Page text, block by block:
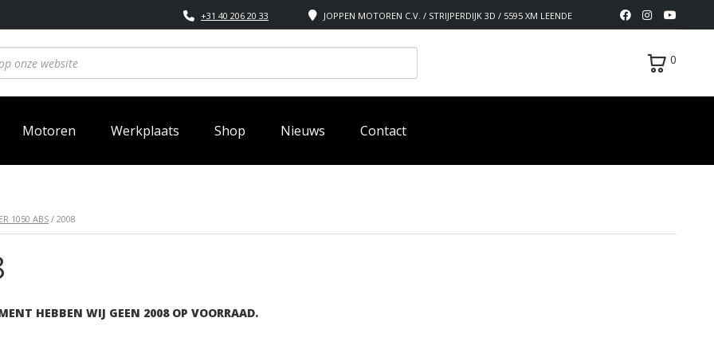
JOPPEN MOTOREN C.V. / STRIJPERDIJK 3D / 5595 XM LEENDE
+31 40 206 20 33
0
Motoren Werkplaats Shop Nieuws Contact
1050 ABS / 2008
HEBBEN WIJ GEEN 2008 OP VOORRAAD.